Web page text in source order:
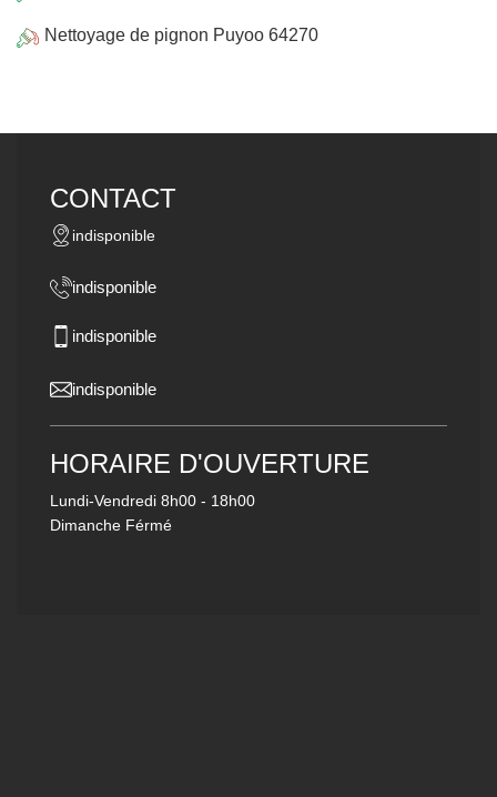
Nettoyage de pignon Puyoo 64270
CONTACT
indisponible
indisponible
indisponible
indisponible
HORAIRE D'OUVERTURE
Lundi-Vendredi 8h00 - 18h00
Dimanche Férmé